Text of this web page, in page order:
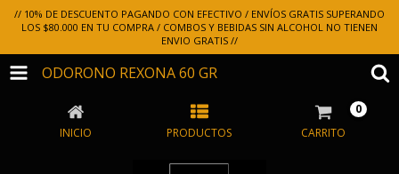
// 10% DE DESCUENTO PAGANDO CON EFECTIVO / ENVÍOS GRATIS SUPERANDO
LOS $80.000 EN TU COMPRA / COMBOS Y BEBIDAS SIN ALCOHOL NO TIENEN
ENVIO GRATIS //
ODORONO REXONA 60 GR
INICIO PRODUCTOS CARRITO
0